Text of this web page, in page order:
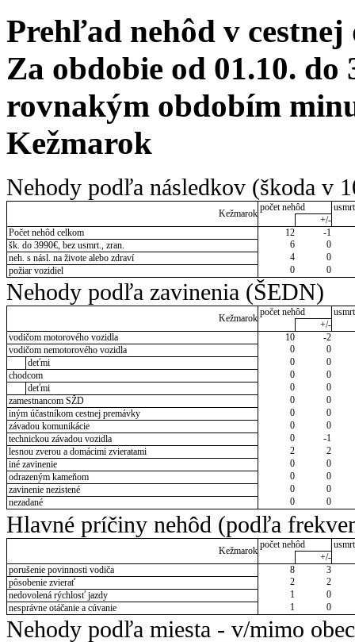
Prehľad nehôd v cestnej
Za obdobie od 01.10. do
rovnakým obdobím
Kežmarok
Nehody podľa následkov (škoda v
Kežmarok
počet nehôd
+/-
Počet nehôd celkom
12
-1
šk. do 3990€, bez usmrt., zran.
6
0
neh. s násl. na živote alebo zdraví
4
0
požiar vozidiel
0 0
Nehody podľa zavinenia (ŠEDN)
Kežmarok
počet nehôd
+/-
vodičom motorového vozidla
10
-2
vodičom nemotorového vozidla
0
0
deťmi
0
0
chodcom
0
0
deťmi
0
0
zamestnancom SŽD
0
0
iným účastníkom cestnej premávky
0
0
závadou komunikácie
0
0
technickou závadou vozidla
0
-1
lesnou zverou a domácimi zvieratami
2
2
iné zavinenie
0
0
odrazeným kameňom
0
0
zavinenie nezistené
0
0
nezadané
0 0
Hlavné príčiny nehôd (podľa
Kežmarok
počet nehôd
+/-
porušenie povinnosti vodiča
8
3
pôsobenie zvierať
2
2
nedovolená rýchlosť jazdy
1
0
nesprávne otáčanie a cúvanie
1 0
Nehody podľa miesta - v/mimo obec